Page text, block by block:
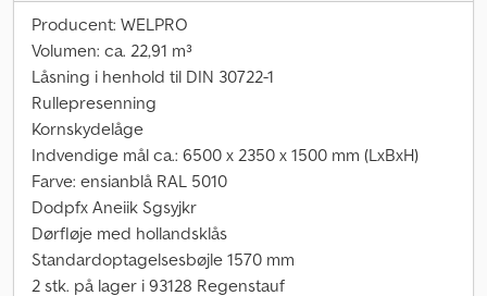
Producent: WELPRO
Volumen: ca. 22,91 m³
Låsning i henhold til DIN 30722-1
Rullepresenning
Kornskydelåge
Indvendige mål ca.: 6500 x 2350 x 1500 mm (LxBxH)
Farve: ensianblå RAL 5010
Dodpfx Aneiik Sgsyjkr
Dørfløje med hollandsklås
Standardoptagelsesbøjle 1570 mm
2 stk. på lager i 93128 Regenstauf